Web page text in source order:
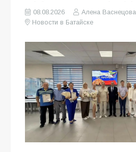
08.08.2026
Алена Васнецова
Новости в Батайске